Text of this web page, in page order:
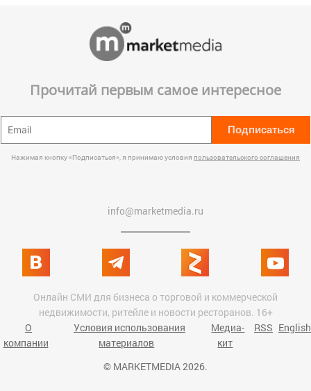
Прочитай первым самое интересное
Подписаться
Нажимая кнопку «Подписаться», я принимаю условия пользовательского соглашения
info@marketmedia.ru
Онлайн СМИ для бизнеса о торговой и коммерческой
недвижимости, ритейле и новости ресторанов. 16+
О
компании
Условия использования
материалов
Медиа-
кит
RSS English
© MARKETMEDIA 2026.